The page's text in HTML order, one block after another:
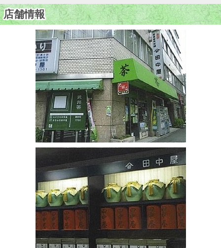
店舗情報